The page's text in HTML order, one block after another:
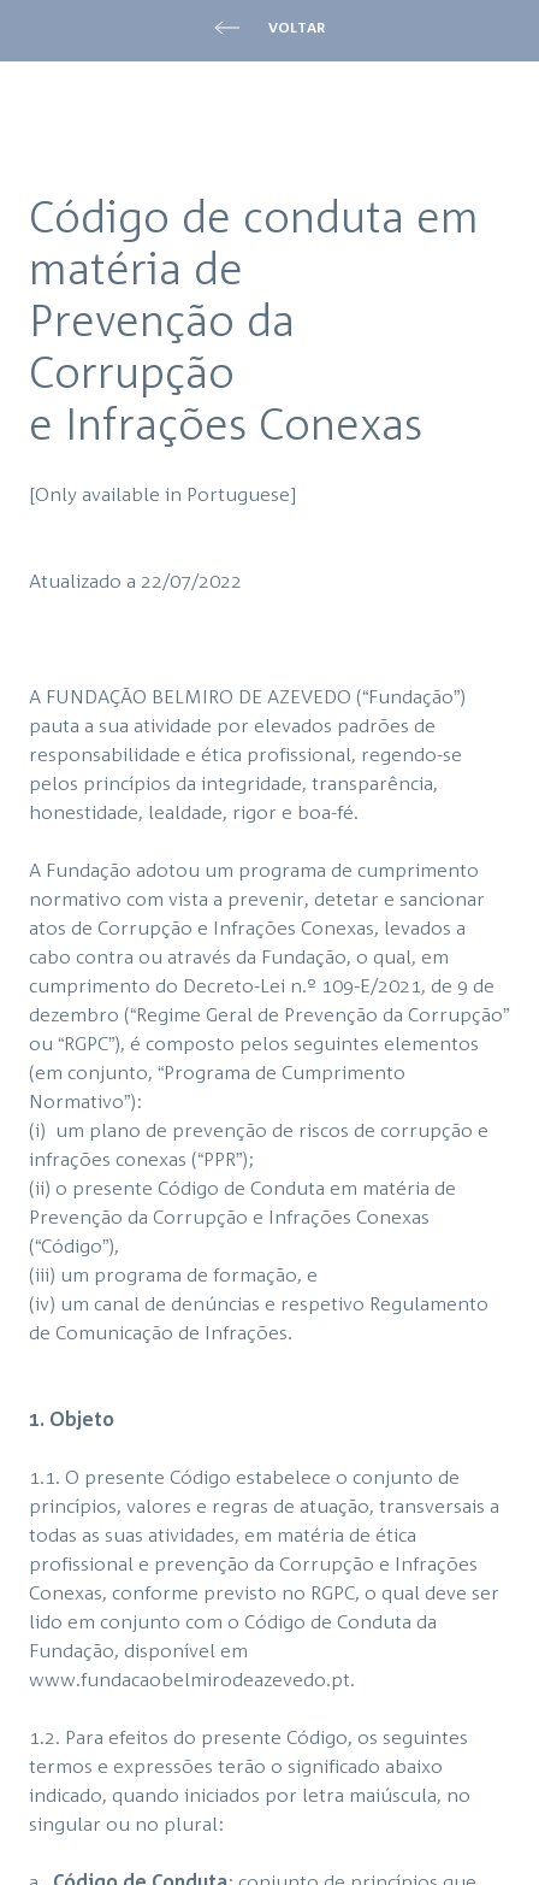
VOLTAR
Código de conduta em
matéria de
Prevenção da
Corrupção
e Infrações Conexas
[Only available in Portuguese]
Atualizado a 22/07/2022
A FUNDAÇÃO BELMIRO DE AZEVEDO (“Fundação”)
pauta a sua atividade por elevados padrões de
responsabilidade e ética profissional, regendo-se
pelos princípios da integridade, transparência,
honestidade, lealdade, rigor e boa-fé.
A Fundação adotou um programa de cumprimento
normativo com vista a prevenir, detetar e sancionar
atos de Corrupção e Infrações Conexas, levados a
cabo contra ou através da Fundação, o qual, em
cumprimento do Decreto-Lei n.º 109-E/2021, de 9 de
dezembro (“Regime Geral de Prevenção da Corrupção”
ou “RGPC”), é composto pelos seguintes elementos
(em conjunto, “Programa de Cumprimento
Normativo”):
(i) um plano de prevenção de riscos de corrupção e
infrações conexas (“PPR”);
(ii) o presente Código de Conduta em matéria de
Prevenção da Corrupção e Infrações Conexas
(“Código”),
(iii) um programa de formação, e
(iv) um canal de denúncias e respetivo Regulamento
de Comunicação de Infrações.
1. Objeto
1.1. O presente Código estabelece o conjunto de
princípios, valores e regras de atuação, transversais a
todas as suas atividades, em matéria de ética
profissional e prevenção da Corrupção e Infrações
Conexas, conforme previsto no RGPC, o qual deve ser
lido em conjunto com o Código de Conduta da
Fundação, disponível em
www.fundacaobelmirodeazevedo.pt.
1.2. Para efeitos do presente Código, os seguintes
termos e expressões terão o significado abaixo
indicado, quando iniciados por letra maiúscula, no
singular ou no plural: